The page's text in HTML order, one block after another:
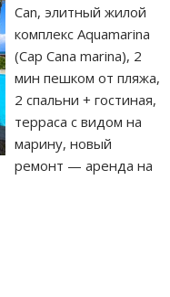
Can, элитный жилой
комплекс Aquamarina
(Cap Cana marina), 2
мин пешком от пляжа,
2 спальни + гостиная,
терраса с видом на
марину, новый
ремонт — аренда на